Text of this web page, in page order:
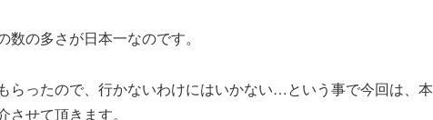
の多さが日本一なのです。
らったので、行かないわけにはいかない…という事で今回は、本
せて頂きます。